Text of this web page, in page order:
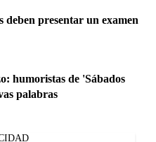
deben presentar un examen
humoristas de 'Sábados
palabras